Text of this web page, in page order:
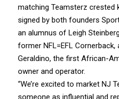
matching Teamsterz crested
signed by both founders
an alumnus of Leigh
former NFL=EFL Cornerback,
Geraldino, the first African-
owner and operator.
“We’re excited to market NJ
someone as influential and